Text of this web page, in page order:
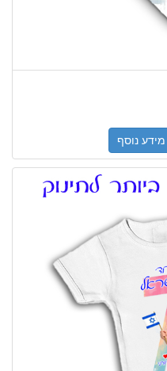
מידע נוסף